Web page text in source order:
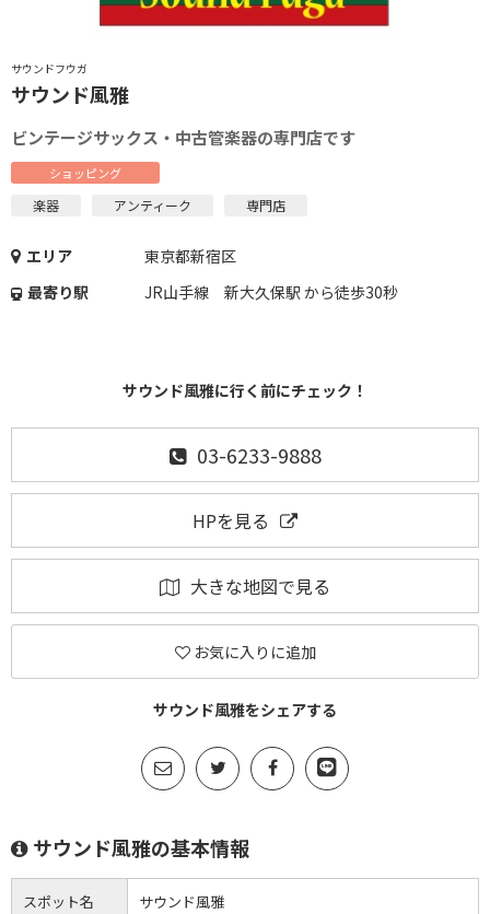
サウンドフウガ
サウンド風雅
ビンテージサックス・中古管楽器の専門店です
ショッピング
楽器 アンティーク 専門店
エリア
東京都新宿区
最寄り駅
JR山手線 新大久保駅 から徒歩30秒
サウンド風雅に行く前にチェック！
03-6233-9888
HPを見る
大きな地図で見る
お気に入りに追加
サウンド風雅をシェアする
サウンド風雅の基本情報
スポット名 サウンド風雅